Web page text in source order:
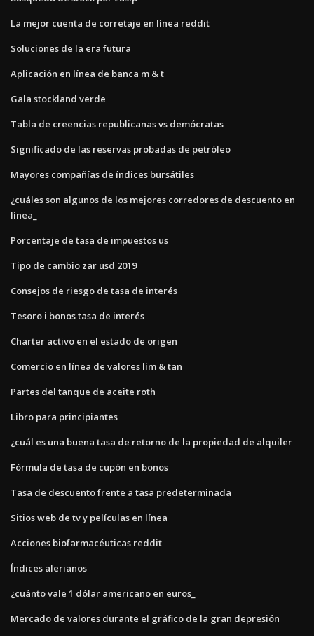
La mejor cuenta de corretaje en línea reddit
Soluciones de la era futura
Aplicación en línea de banca m & t
Gala stockland verde
Tabla de creencias republicanas vs demócratas
Significado de las reservas probadas de petróleo
Mayores compañías de índices bursátiles
¿cuáles son algunos de los mejores corredores de descuento en
línea_
Porcentaje de tasa de impuestos us
Tipo de cambio zar usd 2019
Consejos de riesgo de tasa de interés
Tesoro i bonos tasa de interés
Charter activo en el estado de origen
Comercio en línea de valores lim & tan
Partes del tanque de aceite roth
Libro para principiantes
¿cuál es una buena tasa de retorno de la propiedad de alquiler
Fórmula de tasa de cupón en bonos
Tasa de descuento frente a tasa predeterminada
Sitios web de tv y películas en línea
Acciones biofarmacéuticas reddit
Índices alerianos
¿cuánto vale 1 dólar americano en euros_
Mercado de valores durante el gráfico de la gran depresión